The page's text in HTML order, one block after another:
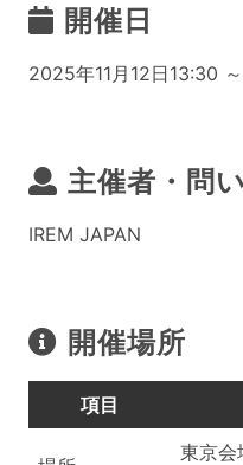
開催日
2025年11月12日13:30
主催者・問
IREM JAPAN
開催場所
項目
東京会